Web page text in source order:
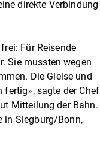
direkte Verbindung
Für Reisende
Sie mussten wegen
Die Gleise und
fertig», sagte der Chef
Mitteilung der Bahn.
in Siegburg/Bonn,